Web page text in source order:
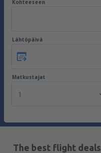
Kohteeseen
Lähtöpäivä
Matkustajat
1
The best flight